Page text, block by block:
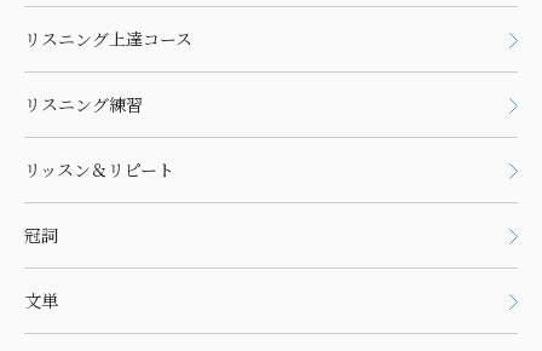
リスニング上達コース
リスニング練習
リッスン＆リピート
冠詞
文単